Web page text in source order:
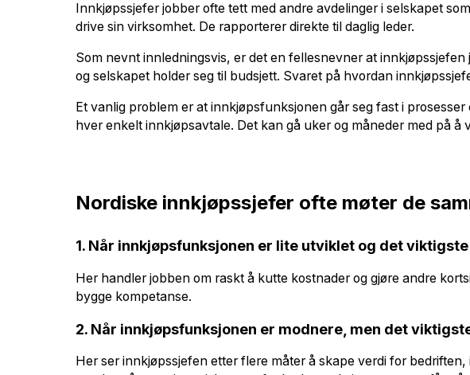
Innkjøpssjefer jobber ofte tett med andre avdelinger i selskapet
drive sin virksomhet. De rapporterer direkte til daglig leder.
Som nevnt innledningsvis, er det en fellesnevner at
og selskapet holder seg til budsjett. Svaret på hvordan
Et vanlig problem er at innkjøpsfunksjonen går seg fast i
hver enkelt innkjøpsavtale. Det kan gå uker og måneder med på å
Nordiske innkjøpssjefer ofte møter de
1. Når innkjøpsfunksjonen er lite utviklet og det
Her handler jobben om raskt å kutte kostnader og gjøre andre
bygge kompetanse.
2. Når innkjøpsfunksjonen er modnere, men det
Her ser innkjøpssjefen etter flere måter å skape verdi for